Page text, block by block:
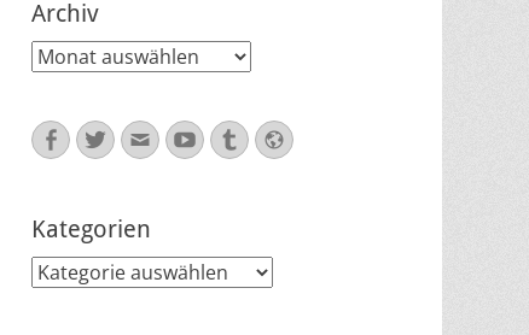
Archiv
Archiv
Facebook
Twitter
E-
Mail
YouTube
TumblrWebsite
Kategorien
Kategorien